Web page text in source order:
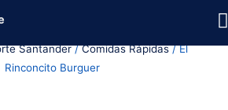
Santander/Comidas Rápidas/ El
Rinconcito Burguer